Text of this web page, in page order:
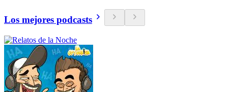
Los mejores podcasts